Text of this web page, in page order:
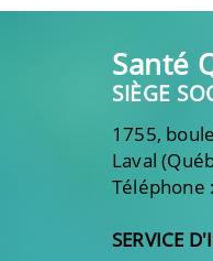
Santé
SIÈGE
1755,
Laval
Téléphone
SERVICE